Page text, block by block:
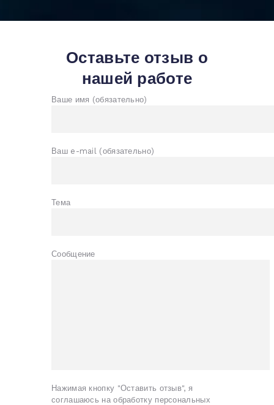
Оставьте отзыв о
нашей работе
Ваше имя (обязательно)
Ваш e-mail (обязательно)
Тема
Сообщение
Нажимая кнопку "Оставить отзыв", я
соглашаюсь на обработку персональных